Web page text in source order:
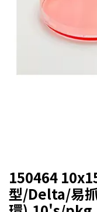
150464
型/Delta/易